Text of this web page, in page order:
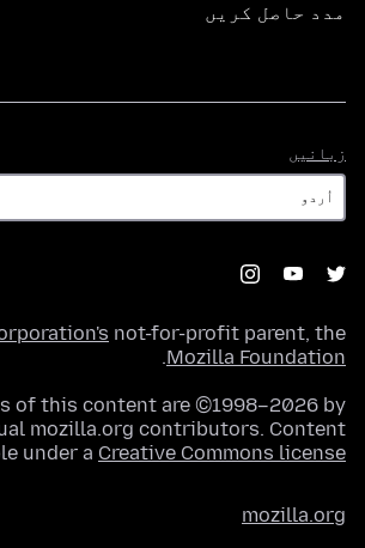
مدد حاصل کریں
زبانیں
not-for-profit parent, the
Mozilla Foundation
.
of this content are ©1998–2026 by
mozilla.org contributors. Content
under a Creative Commons license
mozilla.org